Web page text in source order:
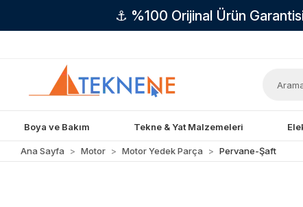
⚓ %100 Orijinal Ürün
Boya ve Bakım Tekne & Yat Malzemeleri
Ana Sayfa Motor Motor Yedek Parça Pervane-Şaft